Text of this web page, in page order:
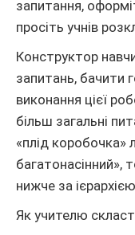
запитання,
просіть учнів
Конструктор
запитань, бачити
виконання цієї
більш загальні
«плід коробочка»
багатонасінний»,
нижче за
Як учителю